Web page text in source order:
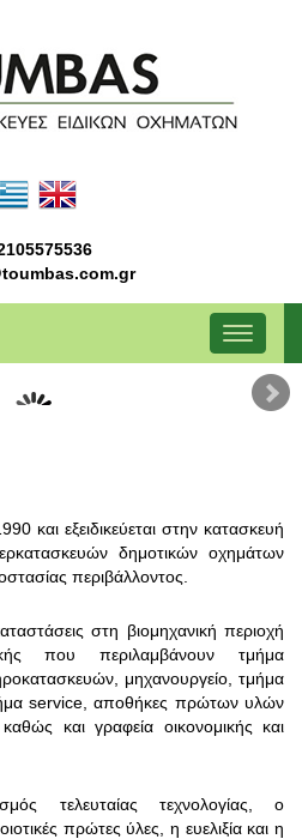
και εξειδικεύεται στην κατασκευή
δημοτικών οχημάτων
περιβάλλοντος.
στη βιομηχανική περιοχή
που περιλαμβάνουν τμήμα
μηχανουργείο, τμήμα
service, αποθήκες πρώτων υλών
και γραφεία οικονομικής και
τελευταίας τεχνολογίας, ο
πρώτες ύλες, η ευελιξία και η